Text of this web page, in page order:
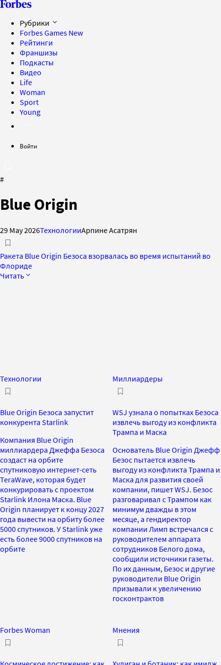
Рубрики
Forbes Games New
Рейтинги
Франшизы
Подкасты
Видео
Life
Woman
Sport
Young
Войти
#
Blue Origin
29 May 2026ТехнологииАрпине Асатрян
Ракета Blue Origin Безоса взорвалась во время испытаний во
Флориде
Читать
Технологии
Blue Origin Безоса запустит
конкурента Starlink
Компания Blue Origin
миллиардера Джеффа Безоса
создаст на орбите
спутниковую интернет-сеть
TeraWave, которая будет
конкурировать с проектом
Starlink Илона Маска. Blue
Origin планирует к концу 2027
года вывести на орбиту более
5000 спутников. У Starlink уже
есть более 9000 спутников на
орбите
Миллиардеры
WSJ узнала о попытках Безоса
извлечь выгоду из конфликта
Трампа и Маска
Основатель Blue Origin Джефф
Безос пытается извлечь
выгоду из конфликта Трампа и
Маска для развития своей
компании, пишет WSJ. Безос
разговаривал с Трампом как
минимум дважды в этом
месяце, а гендиректор
компании Лимп встречался с
руководителем аппарата
сотрудников Белого дома,
сообщили источники газеты.
По их данным, Безос и другие
руководители Blue Origin
призывали к увеличению
госконтрактов
Forbes Woman Мнения